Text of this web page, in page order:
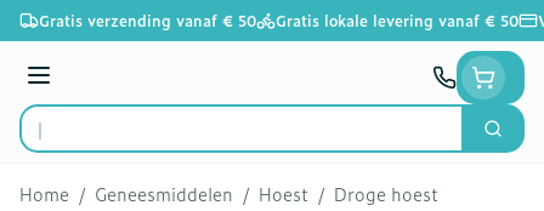
Ga naar de inhoud
Gratis verzending vanaf € 50 Gratis lokale levering vanaf € 50
Menu
Product, merk, categorie...
Zoek
Home / Geneesmiddelen / Hoest / Droge hoest